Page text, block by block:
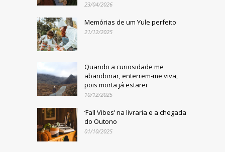
23/04/2026
Memórias de um Yule perfeito
21/12/2025
Quando a curiosidade me
abandonar, enterrem-me viva,
pois morta já estarei
10/12/2025
‘Fall Vibes’ na livraria e a chegada
do Outono
01/10/2025